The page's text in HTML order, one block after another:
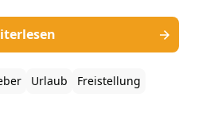
Nachweis über die
ein entsprechender
so wurden die
Fällen von
Urlaub
Freistellung